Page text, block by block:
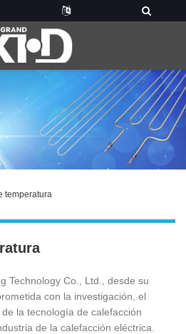
temperatura
Technology Co., Ltd., desde su
con la investigación, el
la tecnología de calefacción
de la calefacción eléctrica.